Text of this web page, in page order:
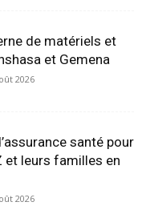
de matériels et
et Gemena
2026
santé pour
et leurs familles en
2026